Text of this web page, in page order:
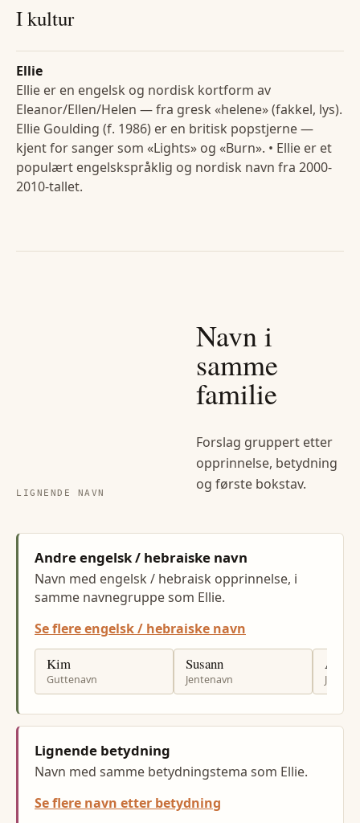
I kultur
Ellie
Ellie er en engelsk og nordisk kortform av
Eleanor/Ellen/Helen — fra gresk «helene» (fakkel, lys).
Ellie Goulding (f. 1986) er en britisk popstjerne —
kjent for sanger som «Lights» og «Burn». • Ellie er et
populært engelskspråklig og nordisk navn fra 2000-
2010-tallet.
LIGNENDE NAVN
Navn i
samme
familie
Forslag gruppert etter
opprinnelse, betydning
og første bokstav.
Andre engelsk / hebraiske navn
Navn med engelsk / hebraisk opprinnelse, i
samme navnegruppe som Ellie.
Se flere engelsk / hebraiske navn
Kim
Guttenavn
Susann
Jentenavn
Anni
Lignende betydning
Navn med samme betydningstema som Ellie.
Se flere navn etter betydning